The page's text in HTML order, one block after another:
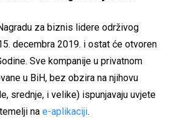
za biznis lidere održivog
decembra 2019. i ostat će otvoren
Sve kompanije u privatnom
u BiH, bez obzira na njihovu
srednje, i velike) ispunjavaju uvjete
na e-aplikaciji.